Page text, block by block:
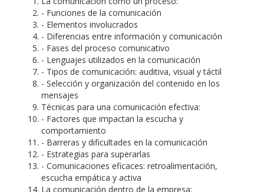
- Funciones de la comunicación
- Elementos involucrados
- Diferencias entre información y comunicación
- Fases del proceso comunicativo
- Lenguajes utilizados en la comunicación
- Tipos de comunicación: auditiva, visual y táctil
- Selección y organización del contenido en los
mensajes
Técnicas para una comunicación efectiva:
- Factores que impactan la escucha y
comportamiento
- Barreras y dificultades en la comunicación
- Estrategias para superarlas
- Comunicaciones eficaces: retroalimentación,
escucha empática y activa
La comunicación dentro de la empresa: